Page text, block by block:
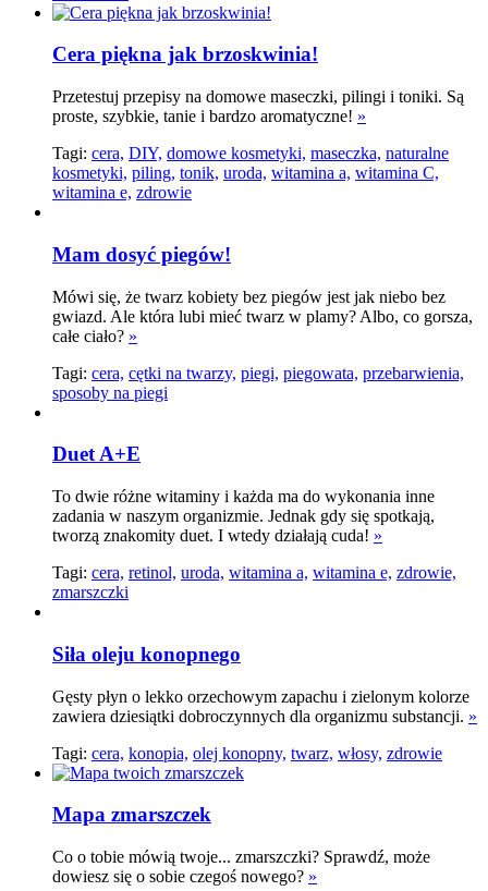
Cera piękna jak brzoskwinia!
Przetestuj przepisy na domowe maseczki, pilingi i toniki. Są
proste, szybkie, tanie i bardzo aromatyczne! »
Tagi: cera, DIY, domowe kosmetyki, maseczka, naturalne
kosmetyki, piling, tonik, uroda, witamina a, witamina C,
witamina e, zdrowie
Mam dosyć piegów!
Mówi się, że twarz kobiety bez piegów jest jak niebo bez
gwiazd. Ale która lubi mieć twarz w plamy? Albo, co gorsza,
całe ciało? »
Tagi: cera, cętki na twarzy, piegi, piegowata, przebarwienia,
sposoby na piegi
Duet A+E
To dwie różne witaminy i każda ma do wykonania inne
zadania w naszym organizmie. Jednak gdy się spotkają,
tworzą znakomity duet. I wtedy działają cuda! »
Tagi: cera, retinol, uroda, witamina a, witamina e, zdrowie,
zmarszczki
Siła oleju konopnego
Gęsty płyn o lekko orzechowym zapachu i zielonym kolorze
zawiera dziesiątki dobroczynnych dla organizmu substancji. »
Tagi: cera, konopia, olej konopny, twarz, włosy, zdrowie
Mapa zmarszczek
Co o tobie mówią twoje... zmarszczki? Sprawdź, może
dowiesz się o sobie czegoś nowego? »